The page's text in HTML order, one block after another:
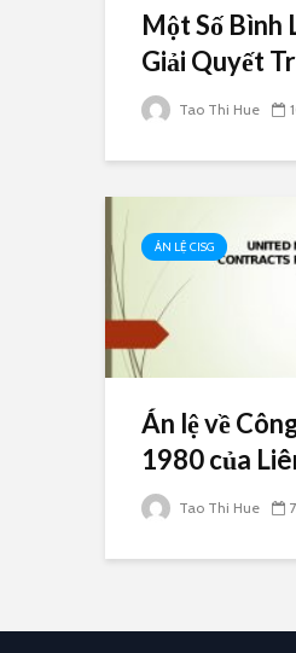
Một Số Bình
Giải Quyết
Tao Thi Hue
ÁN LỆ CISG
Án lệ về
1980 của
Tao Thi Hue